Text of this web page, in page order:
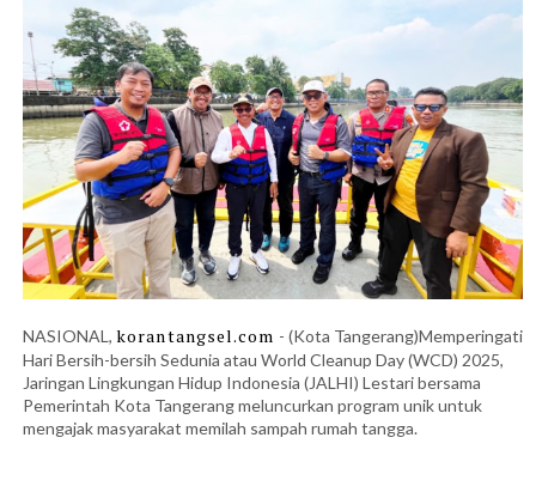
NASIONAL, korantangsel.com - (Kota Tangerang)Memperingati
Hari Bersih-bersih Sedunia atau World Cleanup Day (WCD) 2025,
Jaringan Lingkungan Hidup Indonesia (JALHI) Lestari bersama
Pemerintah Kota Tangerang meluncurkan program unik untuk
mengajak masyarakat memilah sampah rumah tangga.